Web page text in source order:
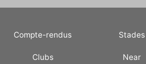
Compte-rendus Stades
Clubs Near